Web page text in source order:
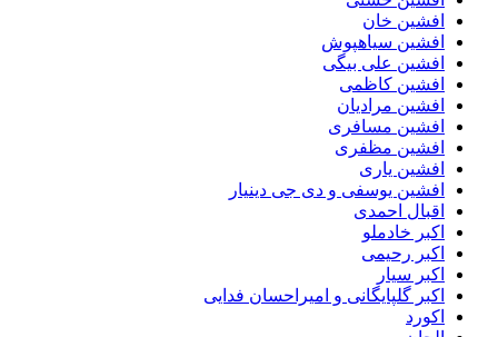
افشین خان
افشین سیاهپوش
افشین علی بیگی
افشین کاظمی
افشین مرادیان
افشین مسافری
افشین مظفری
افشین یاری
افشین یوسفی و دی جی دینیار
اقبال احمدی
اکبر خادملو
اکبر رحیمی
اکبر سیار
اکبر گلپایگانی و امیراحسان فدایی
اکورد